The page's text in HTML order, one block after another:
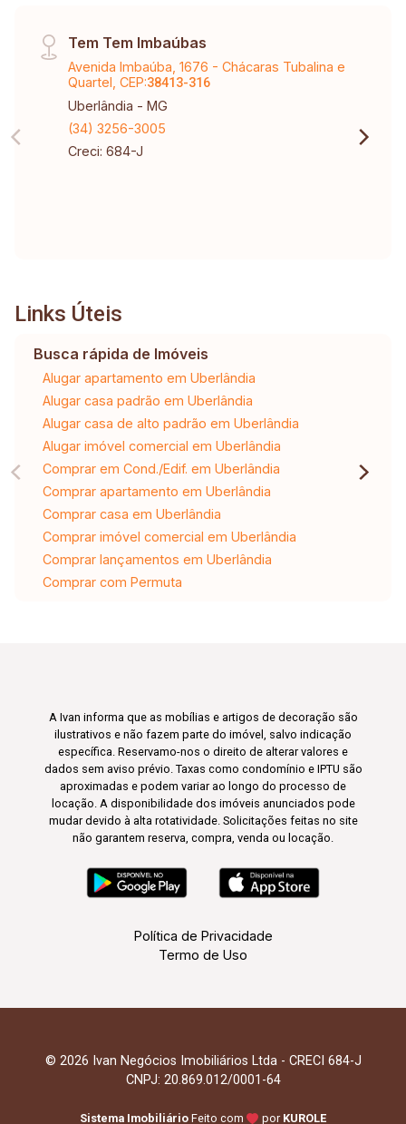
Tem Tem Imbaúbas
Avenida Imbaúba, 1676 - Chácaras Tubalina e
Quartel, CEP:38413-316
Uberlândia - MG
(34) 3256-3005
Creci: 684-J
Links Úteis
Busca rápida de Imóveis
Alugar apartamento em Uberlândia
Alugar casa padrão em Uberlândia
Alugar casa de alto padrão em Uberlândia
Alugar imóvel comercial em Uberlândia
Comprar em Cond./Edif. em Uberlândia
Comprar apartamento em Uberlândia
Comprar casa em Uberlândia
Comprar imóvel comercial em Uberlândia
Comprar lançamentos em Uberlândia
Comprar com Permuta
A Ivan informa que as mobílias e artigos de decoração são
ilustrativos e não fazem parte do imóvel, salvo indicação
específica. Reservamo-nos o direito de alterar valores e
dados sem aviso prévio. Taxas como condomínio e IPTU são
aproximadas e podem variar ao longo do processo de
locação. A disponibilidade dos imóveis anunciados pode
mudar devido à alta rotatividade. Solicitações feitas no site
não garantem reserva, compra, venda ou locação.
Política de Privacidade
Termo de Uso
© 2026 Ivan Negócios Imobiliários Ltda - CRECI 684-J
CNPJ: 20.869.012/0001-64
Sistema Imobiliário Feito com por KUROLE